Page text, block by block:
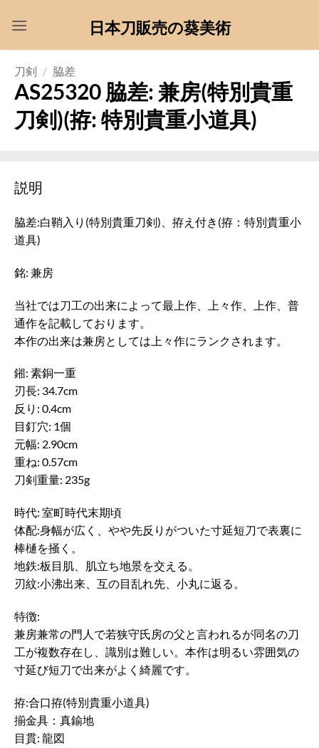
日本刀販売の葵美術
刀剣 / 脇差
AS25320 脇差: 兼房(特別貴重
刀剣)(拵: 特別貴重小道具)
説明
脇差:白鞘入り(特別貴重刀剣)、拵え付き(拵：特別貴重小
道具)
銘: 兼房
当社では刀工の出来によって最上作、上々作、上作、普
通作を記載しております。
本作の出来は兼房としては上々作にランクされます。
鎺: 素銅一重
刃長: 34.7cm
反り: 0.4cm
目釘穴: 1個
元幅: 2.90cm
重ね: 0.57cm
刀剣重量: 235g
時代: 室町時代末期頃
体配:身幅が広く、やや先反りがついた寸延短刀で表裏に
棒樋を掻く。
地鉄:板目肌、肌立ち地景を交える。
刃紋:小沸出来、互の目乱れ先、小丸に返る。
特徴:
兼房兼常の門人で若狭守氏房の父と言われるが同名の刀
工が複数存在し、識別は難しい。本作は明るい雰囲気の
寸延び短刀で出来がよく綺麗です。
拵:合口拵(特別貴重小道具)
揃金具：真鍮地
目貫: 龍図